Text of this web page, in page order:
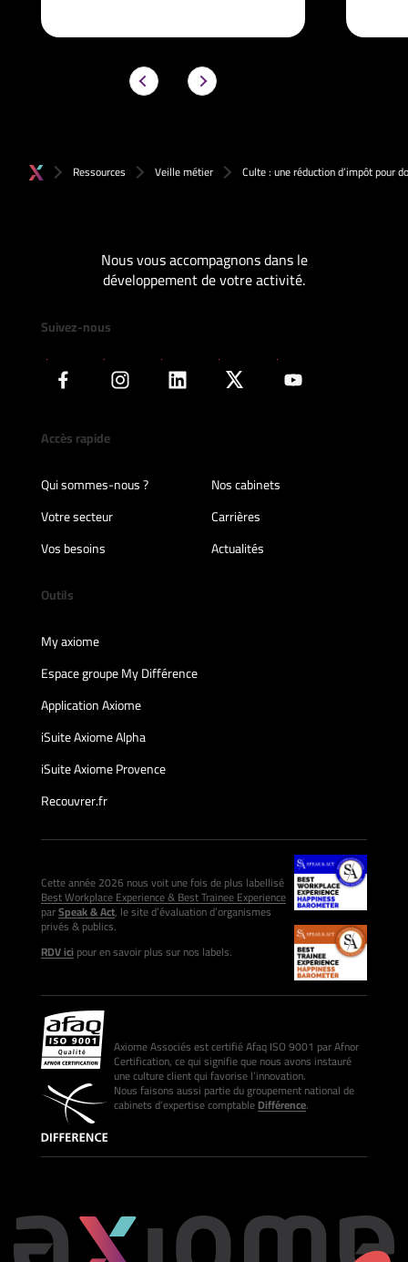
Ressources Veille métier Culte : une réduction d’impôt pour
Nous vous accompagnons dans le
développement de votre activité.
Suivez-nous
Accès rapide
Qui sommes-nous ?
Nos cabinets
Votre secteur
Carrières
Vos besoins
Actualités
Outils
My axiome
Espace groupe My Différence
Application Axiome
iSuite Axiome Alpha
iSuite Axiome Provence
Recouvrer.fr
Cette année 2026 nous voit une fois de plus labellisé
Best Workplace Experience & Best Trainee Experience
parSpeak & Act, le site d’évaluation d’organismes
privés & publics.
RDV icipour en savoir plus sur nos labels.
Axiome Associés est certifié Afaq ISO 9001 par Afnor
Certification, ce qui signifie que nous avons instauré
une culture client qui favorise l’innovation.
Nous faisons aussi partie du groupement national de
cabinets d’expertise comptableDifférence.